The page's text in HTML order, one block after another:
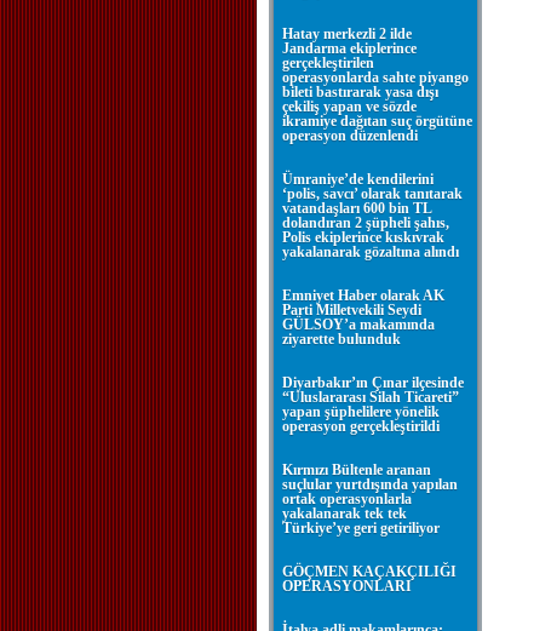
Hatay merkezli 2 ilde
Jandarma ekiplerince
gerçekleştirilen
operasyonlarda sahte piyango
bileti bastırarak yasa dışı
çekiliş yapan ve sözde
ikramiye dağıtan suç örgütüne
operasyon düzenlendi
Ümraniye’de kendilerini
‘polis, savcı’ olarak tanıtarak
vatandaşları 600 bin TL
dolandıran 2 şüpheli şahıs,
Polis ekiplerince kıskıvrak
yakalanarak gözaltına alındı
Emniyet Haber olarak AK
Parti Milletvekili Seydi
GÜLSOY’a makamında
ziyarette bulunduk
Diyarbakır’ın Çınar ilçesinde
“Uluslararası Silah Ticareti”
yapan şüphelilere yönelik
operasyon gerçekleştirildi
Kırmızı Bültenle aranan
suçlular yurtdışında yapılan
ortak operasyonlarla
yakalanarak tek tek
Türkiye’ye geri getiriliyor
GÖÇMEN KAÇAKÇILIĞI
OPERASYONLARI